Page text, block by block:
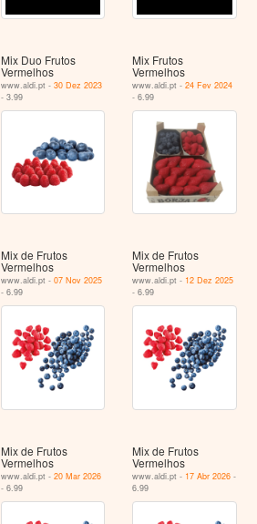
Mix Duo Frutos
Vermelhos
www.aldi.pt - 30 Dez 2023
- 3.99
Mix Frutos
Vermelhos
www.aldi.pt -24 Fev 2024
- 6.99
Mix de Frutos
Vermelhos
www.aldi.pt - 07 Nov 2025
- 6.99
Mix de Frutos
Vermelhos
www.aldi.pt - 12 Dez 2025
- 6.99
Mix de Frutos
Vermelhos
www.aldi.pt - 20 Mar 2026
- 6.99
Mix de Frutos
Vermelhos
www.aldi.pt - 17 Abr 2026 -
6.99